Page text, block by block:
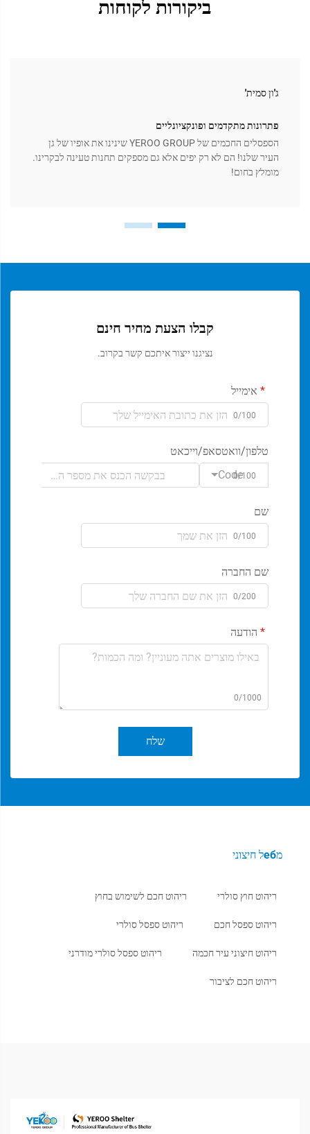
ביקורות לקוחות
ג'ון סמית'
פתרונות מתקדמים ופונקציונליים
הספסלים החכמים של YEROO GROUP שינינו את אופיו של גן
העיר שלנו! הם לא רק יפים אלא גם מספקים תחנות טעינה לבקרינו.
מומלץ בחום!
קבלו הצעת מחיר חינם
נציגנו ייצור איתכם קשר בקרוב.
אימייל
0/100
טלפון/וואטסאפ/וייכאט
Code0/100
שם
0/100
שם החברה
0/200
הודעה
0/1000
שלח
מебל חיצוני
ריהוט חוץ סולרי ריהוט חכם לשימוש בחוץ
ריהוט ספסל חכם ריהוט ספסל סולרי
ריהוט חיצוני עיר חכמה ריהוט ספסל סולרי מודרני
ריהוט חכם לציבור